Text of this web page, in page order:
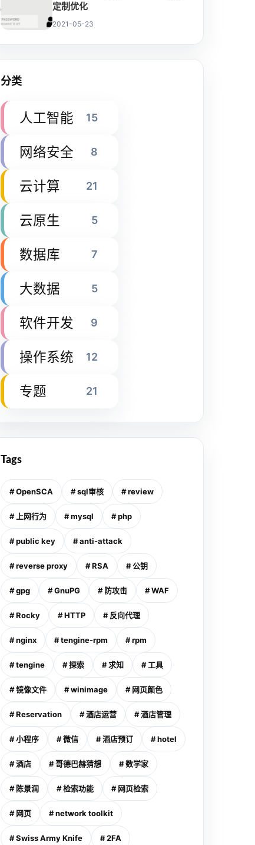
定制优化
2021-05-23
分类
人工智能 15
网络安全 8
云计算 21
云原生 5
数据库 7
大数据 5
软件开发 9
操作系统 12
专题 21
Tags
# OpenSCA # sql审核 # review
# 上网行为 # mysql # php
# public key # anti-attack
# reverse proxy # RSA # 公钥
# gpg # GnuPG # 防攻击 # WAF
# Rocky # HTTP # 反向代理
# nginx # tengine-rpm # rpm
# tengine # 探索 # 求知 # 工具
# 镜像文件 # winimage # 网页颜色
# Reservation # 酒店运营 # 酒店管理
# 小程序 # 微信 # 酒店预订 # hotel
# 酒店 # 哥德巴赫猜想 # 数学家
# 陈景润 # 检索功能 # 网页检索
# 网页 # network toolkit
# Swiss Army Knife # 2FA